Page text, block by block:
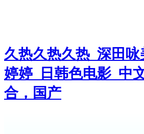
久热久热久热_深田
婷婷_日韩色电影_中
合，国产